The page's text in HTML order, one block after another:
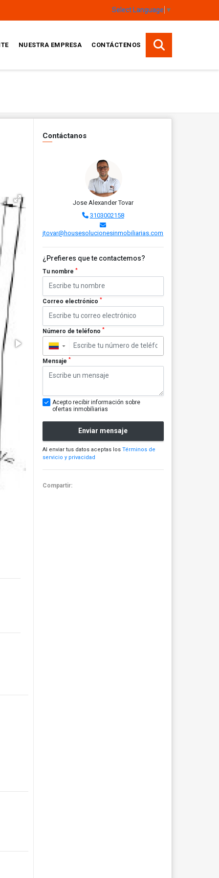
Select Language ▼
NUESTRA EMPRESA CONTÁCTENOS
Contáctanos
Jose Alexander Tovar
3103002158
jtovar@housesolucionesinmobiliarias.com
¿Prefieres que te contactemos?
Tu nombre *
Correo electrónico *
Número de teléfono *
▼
Mensaje *
Acepto recibir información sobre
ofertas inmobiliarias
Enviar mensaje
Al enviar tus datos aceptas los Términos de
servicio y privacidad
Compartir: